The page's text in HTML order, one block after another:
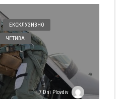
ЕКСКЛУЗИВНО
ЧЕТИВА
7 Dni Plovdiv